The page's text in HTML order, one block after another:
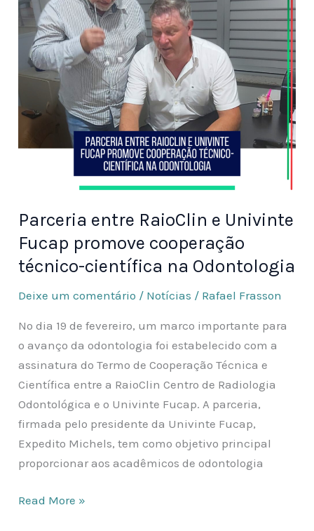
Parceria entre RaioClin e Univinte
Fucap promove cooperação
técnico-científica na Odontologia
Deixe um comentário / Notícias / Rafael Frasson
No dia 19 de fevereiro, um marco importante para
o avanço da odontologia foi estabelecido com a
assinatura do Termo de Cooperação Técnica e
Científica entre a RaioClin Centro de Radiologia
Odontológica e o Univinte Fucap. A parceria,
firmada pelo presidente da Univinte Fucap,
Expedito Michels, tem como objetivo principal
proporcionar aos acadêmicos de odontologia
Fucap
promove
cooperação
técnico-
científica
na
Odontologia
Read More »